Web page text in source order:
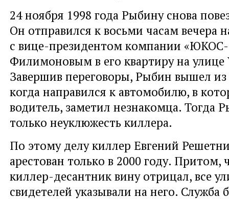
24 ноября 1998 года Рыбину снова
Он отправился к восьми часам вечера
с вице-президентом компании
Филимоновым в его квартиру на улице
Завершив переговоры, Рыбин вышел из
когда направился к автомобилю, в
водитель, заметил незнакомца. Тогда
только неуклюжесть киллера.
По этому делу киллер Евгений
арестован только в 2000 году. Притом,
киллер-десантник вину отрицал, все
свидетелей указывали на него. Служба